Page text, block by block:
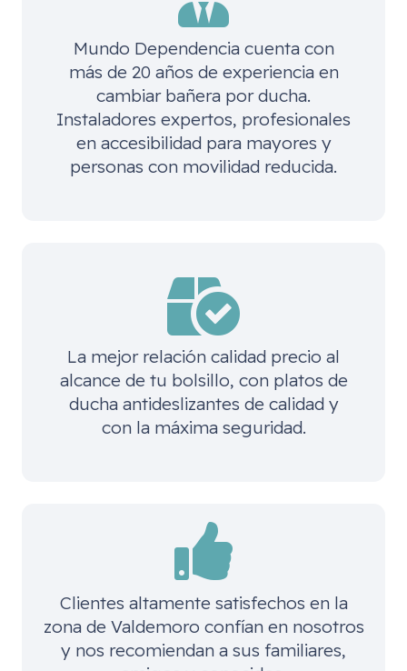
Mundo Dependencia cuenta con
más de 20 años de experiencia en
cambiar bañera por ducha.
Instaladores expertos, profesionales
en accesibilidad para mayores y
personas con movilidad reducida.
La mejor relación calidad precio al
alcance de tu bolsillo, con platos de
ducha antideslizantes de calidad y
con la máxima seguridad.
Clientes altamente satisfechos en la
zona de Valdemoro confían en nosotros
y nos recomiendan a sus familiares,